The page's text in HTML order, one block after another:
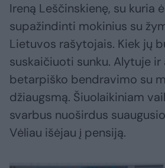
Ireną Leščinskienę, su kuria
supažindinti mokinius su
Lietuvos rašytojais. Kiek jų
suskaičiuoti sunku. Alytuje ir
betarpiško bendravimo su
džiaugsmą. Šiuolaikiniam
svarbus nuoširdus
Vėliau išėjau į pensiją.